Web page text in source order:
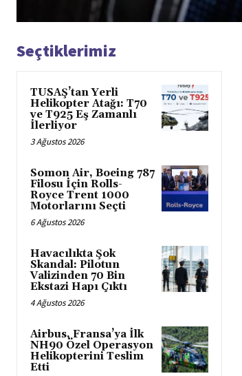
Seçtiklerimiz
TUSAŞ’tan Yerli
Helikopter Atağı: T70
ve T925 Eş Zamanlı
İlerliyor
3 Ağustos 2026
Somon Air, Boeing 787
Filosu İçin Rolls-
Royce Trent 1000
Motorlarını Seçti
6 Ağustos 2026
Havacılıkta Şok
Skandal: Pilotun
Valizinden 70 Bin
Ekstazi Hapı Çıktı
4 Ağustos 2026
Airbus, Fransa’ya İlk
NH90 Özel Operasyon
Helikopterini Teslim
Etti